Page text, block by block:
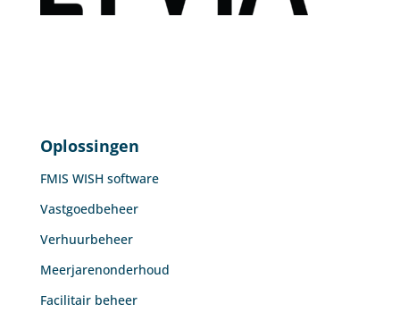
Oplossingen
FMIS WISH software
Vastgoedbeheer
Verhuurbeheer
Meerjarenonderhoud
Facilitair beheer